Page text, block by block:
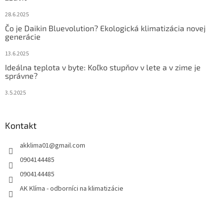
28.6.2025
Čo je Daikin Bluevolution? Ekologická klimatizácia novej
generácie
13.6.2025
Ideálna teplota v byte: Koľko stupňov v lete a v zime je
správne?
3.5.2025
Kontakt
akklima01@gmail.com
0904144485
0904144485
AK Klíma - odborníci na klimatizácie